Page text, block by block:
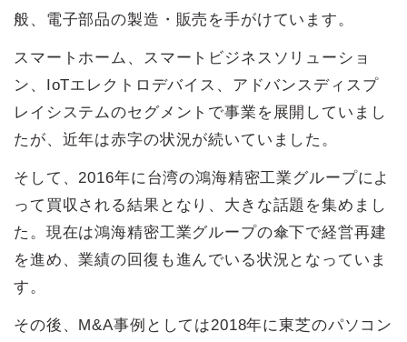
般、電子部品の製造・販売を手がけています。
スマートホーム、スマートビジネスソリューショ
ン、IoTエレクトロデバイス、アドバンスディスプ
レイシステムのセグメントで事業を展開していまし
たが、近年は赤字の状況が続いていました。
そして、2016年に台湾の鴻海精密工業グループによ
って買収される結果となり、大きな話題を集めまし
た。現在は鴻海精密工業グループの傘下で経営再建
を進め、業績の回復も進んでいる状況となっていま
す。
その後、M&A事例としては2018年に東芝のパソコン